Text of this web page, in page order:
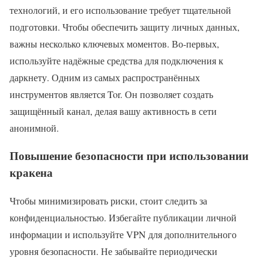
технологий, и его использование требует тщательной
подготовки. Чтобы обеспечить защиту личных данных,
важны несколько ключевых моментов. Во-первых,
используйте надёжные средства для подключения к
даркнету. Одним из самых распространённых
инструментов является Tor. Он позволяет создать
защищённый канал, делая вашу активность в сети
анонимной.
Повышение безопасности при использовании
кракена
Чтобы минимизировать риски, стоит следить за
конфиденциальностью. Избегайте публикации личной
информации и используйте VPN для дополнительного
уровня безопасности. Не забывайте периодически